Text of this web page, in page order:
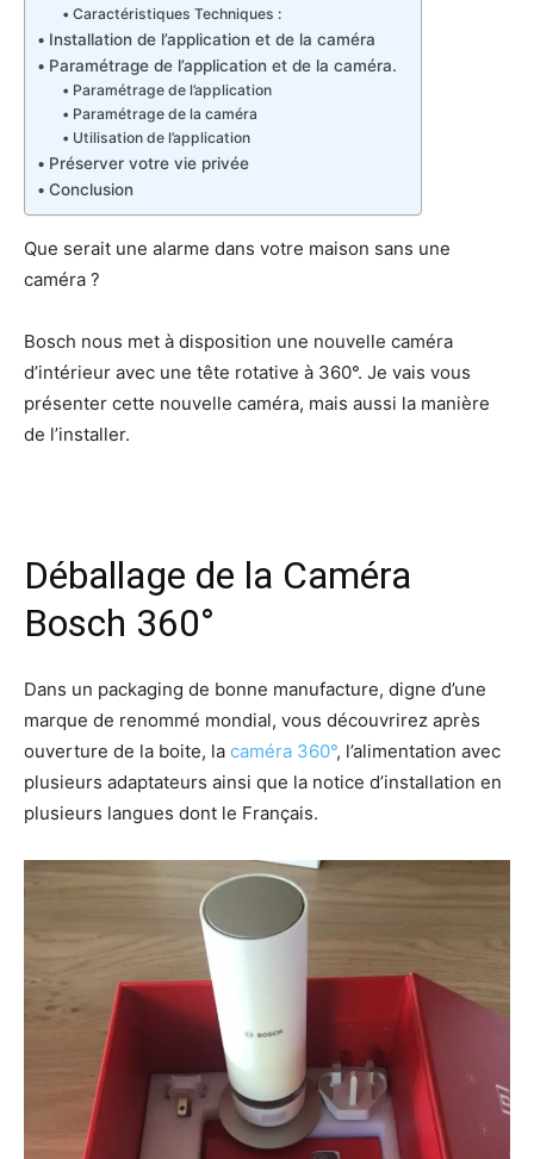
Caractéristiques Techniques :
Installation de l’application et de la caméra
Paramétrage de l’application et de la caméra.
Paramétrage de l’application
Paramétrage de la caméra
Utilisation de l’application
Préserver votre vie privée
Conclusion
Que serait une alarme dans votre maison sans une
caméra ?
Bosch nous met à disposition une nouvelle caméra
d’intérieur avec une tête rotative à 360°. Je vais vous
présenter cette nouvelle caméra, mais aussi la manière
de l’installer.
Déballage de la Caméra
Bosch 360°
Dans un packaging de bonne manufacture, digne d’une
marque de renommé mondial, vous découvrirez après
ouverture de la boite, la caméra 360°, l’alimentation avec
plusieurs adaptateurs ainsi que la notice d’installation en
plusieurs langues dont le Français.